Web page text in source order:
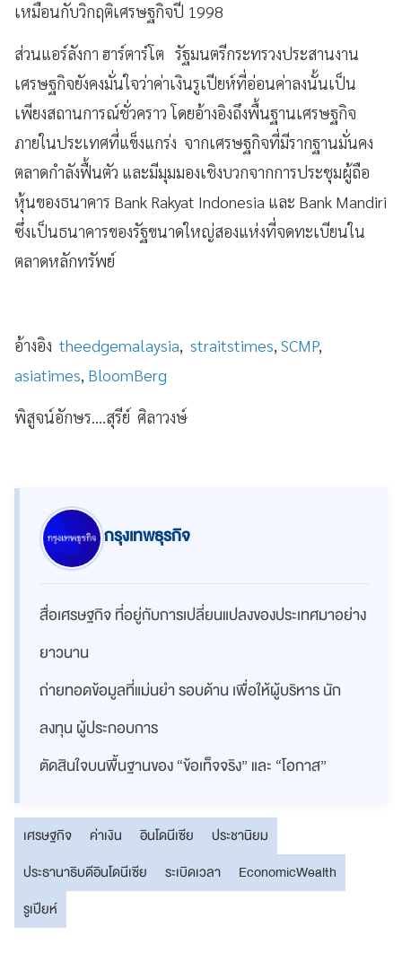
เหมือนกับวิกฤติเศรษฐกิจปี 1998
ส่วนแอร์ลังกา ฮาร์ตาร์โต รัฐมนตรีกระทรวงประสานงาน
เศรษฐกิจยังคงมั่นใจว่าค่าเงินรูเปียห์ที่อ่อนค่าลงนั้นเป็น
เพียงสถานการณ์ชั่วคราว โดยอ้างอิงถึงพื้นฐานเศรษฐกิจ
ภายในประเทศที่แข็งแกร่ง จากเศรษฐกิจที่มีรากฐานมั่นคง
ตลาดกำลังฟื้นตัว และมีมุมมองเชิงบวกจากการประชุมผู้ถือ
หุ้นของธนาคาร Bank Rakyat Indonesia และ Bank Mandiri
ซึ่งเป็นธนาคารของรัฐขนาดใหญ่สองแห่งที่จดทะเบียนใน
ตลาดหลักทรัพย์
อ้างอิง theedgemalaysia, straitstimes, SCMP,
asiatimes, BloomBerg
พิสูจน์อักษร....สุรีย์ ศิลาวงษ์
กรุงเทพธุรกิจ
สื่อเศรษฐกิจ ที่อยู่กับการเปลี่ยนแปลงของประเทศมาอย่าง
ยาวนาน
ถ่ายทอดข้อมูลที่แม่นยำ รอบด้าน เพื่อให้ผู้บริหาร นัก
ลงทุน ผู้ประกอบการ
ตัดสินใจบนพื้นฐานของ “ข้อเท็จจริง” และ “โอกาส”
เศรษฐกิจ ค่าเงิน อินโดนีเซีย
ประชานิยม
ประธานาธิบดีอินโดนีเซีย
ระเบิดเวลา
EconomicWealth
รูเปียห์